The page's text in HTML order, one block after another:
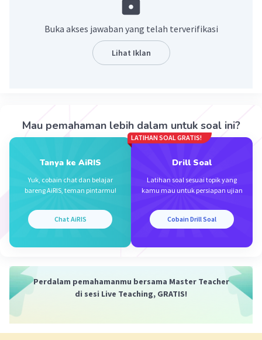
Pembahasan
Gunakan rumus kenaikan titik didih
ΔTb = m.Kb.i
𝞪 = derajat ionisasi
0,1508 = (3,8/95 × 1000/400) × 0,52 × (1+(3-1)𝞪)
<=> 1 + 2𝞪 = 2,9
<=> 𝞪 = 0,95
Iklan
Buka akses jawaban yang telah terverifikasi
Lihat Iklan
Mau pemahaman lebih dalam untuk soal ini?
Tanya ke AiRIS
Yuk, cobain chat dan belajar
bareng AiRIS, teman pintarmu!
Chat AiRIS
LATIHAN SOAL GRATIS!
Drill Soal
Latihan soal sesuai topik yang
kamu mau untuk persiapan ujian
Cobain Drill Soal
Perdalam pemahamanmu bersama Master Teacher
di sesi Live Teaching, GRATIS!